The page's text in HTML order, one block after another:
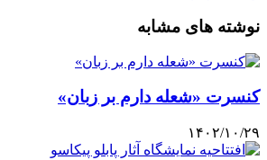
نوشته های مشابه
کنسرت «شعله دارم بر زبان»
۱۴۰۲/۱۰/۲۹